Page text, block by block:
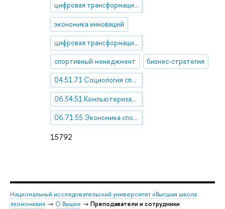
15792
цифровая трансформация экономики
экономика инноваций
цифровая трансформация государства
спортивный менеджмент бизнес-стратегия
04.51.71 Социология спорта
06.54.51 Компьютеризация. Информатизация. Экономика информационного обслуживания
06.71.55 Экономика спорта
Национальный исследовательский университет «Высшая школа
экономики» → О Вышке → Преподаватели и сотрудники